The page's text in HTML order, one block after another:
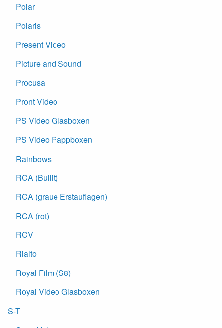
Polar
Polaris
Present Video
Picture and Sound
Procusa
Pront Video
PS Video Glasboxen
PS Video Pappboxen
Rainbows
RCA (Bullit)
RCA (graue Erstauflagen)
RCA (rot)
RCV
Rialto
Royal Film (S8)
Royal Video Glasboxen
S-T